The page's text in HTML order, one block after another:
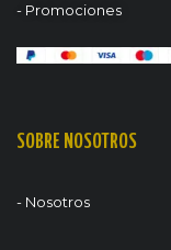
- Promociones
SOBRE NOSOTROS
- Nosotros